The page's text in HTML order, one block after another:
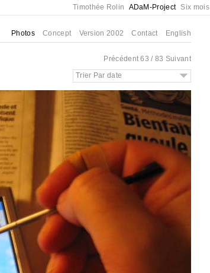
Timothée Rolin ADaM-Project Six mois
Photos Concept Version 2002 Contact English
Précédent 63 / 83 Suivant
Trier Par date